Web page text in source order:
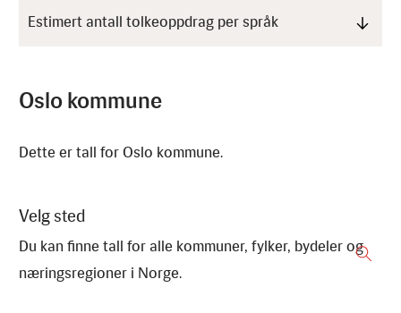
Estimert antall tolkeoppdrag per språk
Oslo kommune
Dette er tall for Oslo kommune.
Velg sted
Du kan finne tall for alle kommuner, fylker, bydeler og
næringsregioner i Norge.